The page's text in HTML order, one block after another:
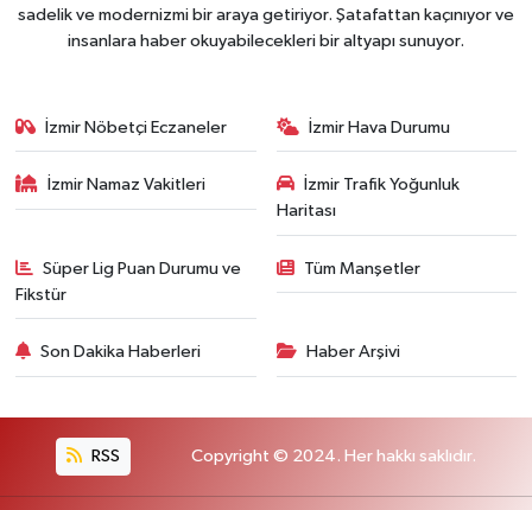
sadelik ve modernizmi bir araya getiriyor. Şatafattan kaçınıyor ve
insanlara haber okuyabilecekleri bir altyapı sunuyor.
İzmir Nöbetçi Eczaneler İzmir Hava Durumu
İzmir Namaz Vakitleri
İzmir Trafik Yoğunluk
Haritası
Süper Lig Puan Durumu ve
Fikstür
Tüm Manşetler
Son Dakika Haberleri Haber Arşivi
RSS Copyright © 2024. Her hakkı saklıdır.